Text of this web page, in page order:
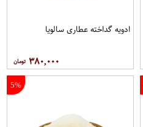
ادویه گداخته عطاری سالویا
۳۸۰,۰۰۰
5%